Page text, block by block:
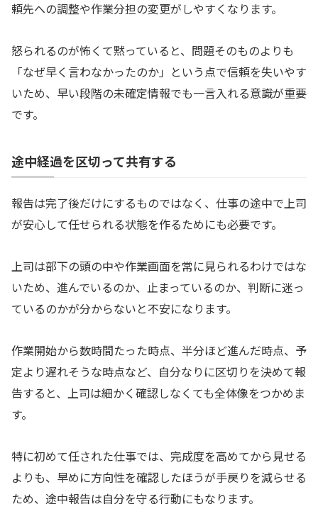
頼先への調整や作業分担の変更がしやすくなります。
怒られるのが怖くて黙っていると、問題そのものよりも
「なぜ早く言わなかったのか」という点で信頼を失いやす
いため、早い段階の未確定情報でも一言入れる意識が重要
です。
途中経過を区切って共有する
報告は完了後だけにするものではなく、仕事の途中で上司
が安心して任せられる状態を作るためにも必要です。
上司は部下の頭の中や作業画面を常に見られるわけではな
いため、進んでいるのか、止まっているのか、判断に迷っ
ているのかが分からないと不安になります。
作業開始から数時間たった時点、半分ほど進んだ時点、予
定より遅れそうな時点など、自分なりに区切りを決めて報
告すると、上司は細かく確認しなくても全体像をつかめま
す。
特に初めて任された仕事では、完成度を高めてから見せる
よりも、早めに方向性を確認したほうが手戻りを減らせる
ため、途中報告は自分を守る行動にもなります。